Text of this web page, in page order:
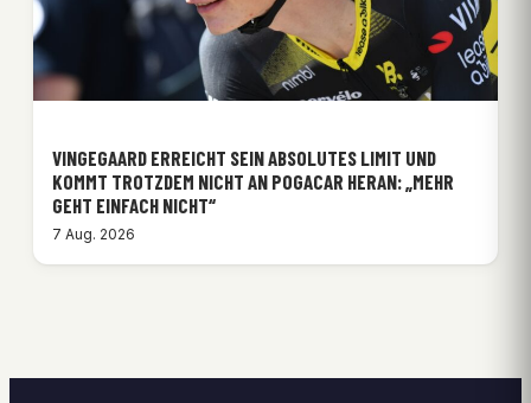
VINGEGAARD ERREICHT SEIN ABSOLUTES LIMIT UND
KOMMT TROTZDEM NICHT AN POGACAR HERAN: „MEHR
GEHT EINFACH NICHT“
7 Aug. 2026